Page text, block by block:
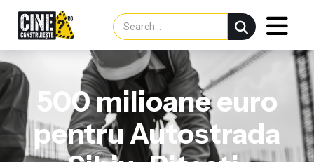
500 milioane euro
pentru Autostrada